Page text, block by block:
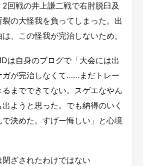
回戦の井上謙二戦で右肘脱臼及
の大怪我を負ってしまった。出
、この怪我が完治しないため。
は自身のブログで「大会には出
ガが完治しなくて……まだトレー
までできてない。スゲエなやん
ようと思った。でも納得のいく
決めた。すげー悔しい」と心境
ざされたわけではない